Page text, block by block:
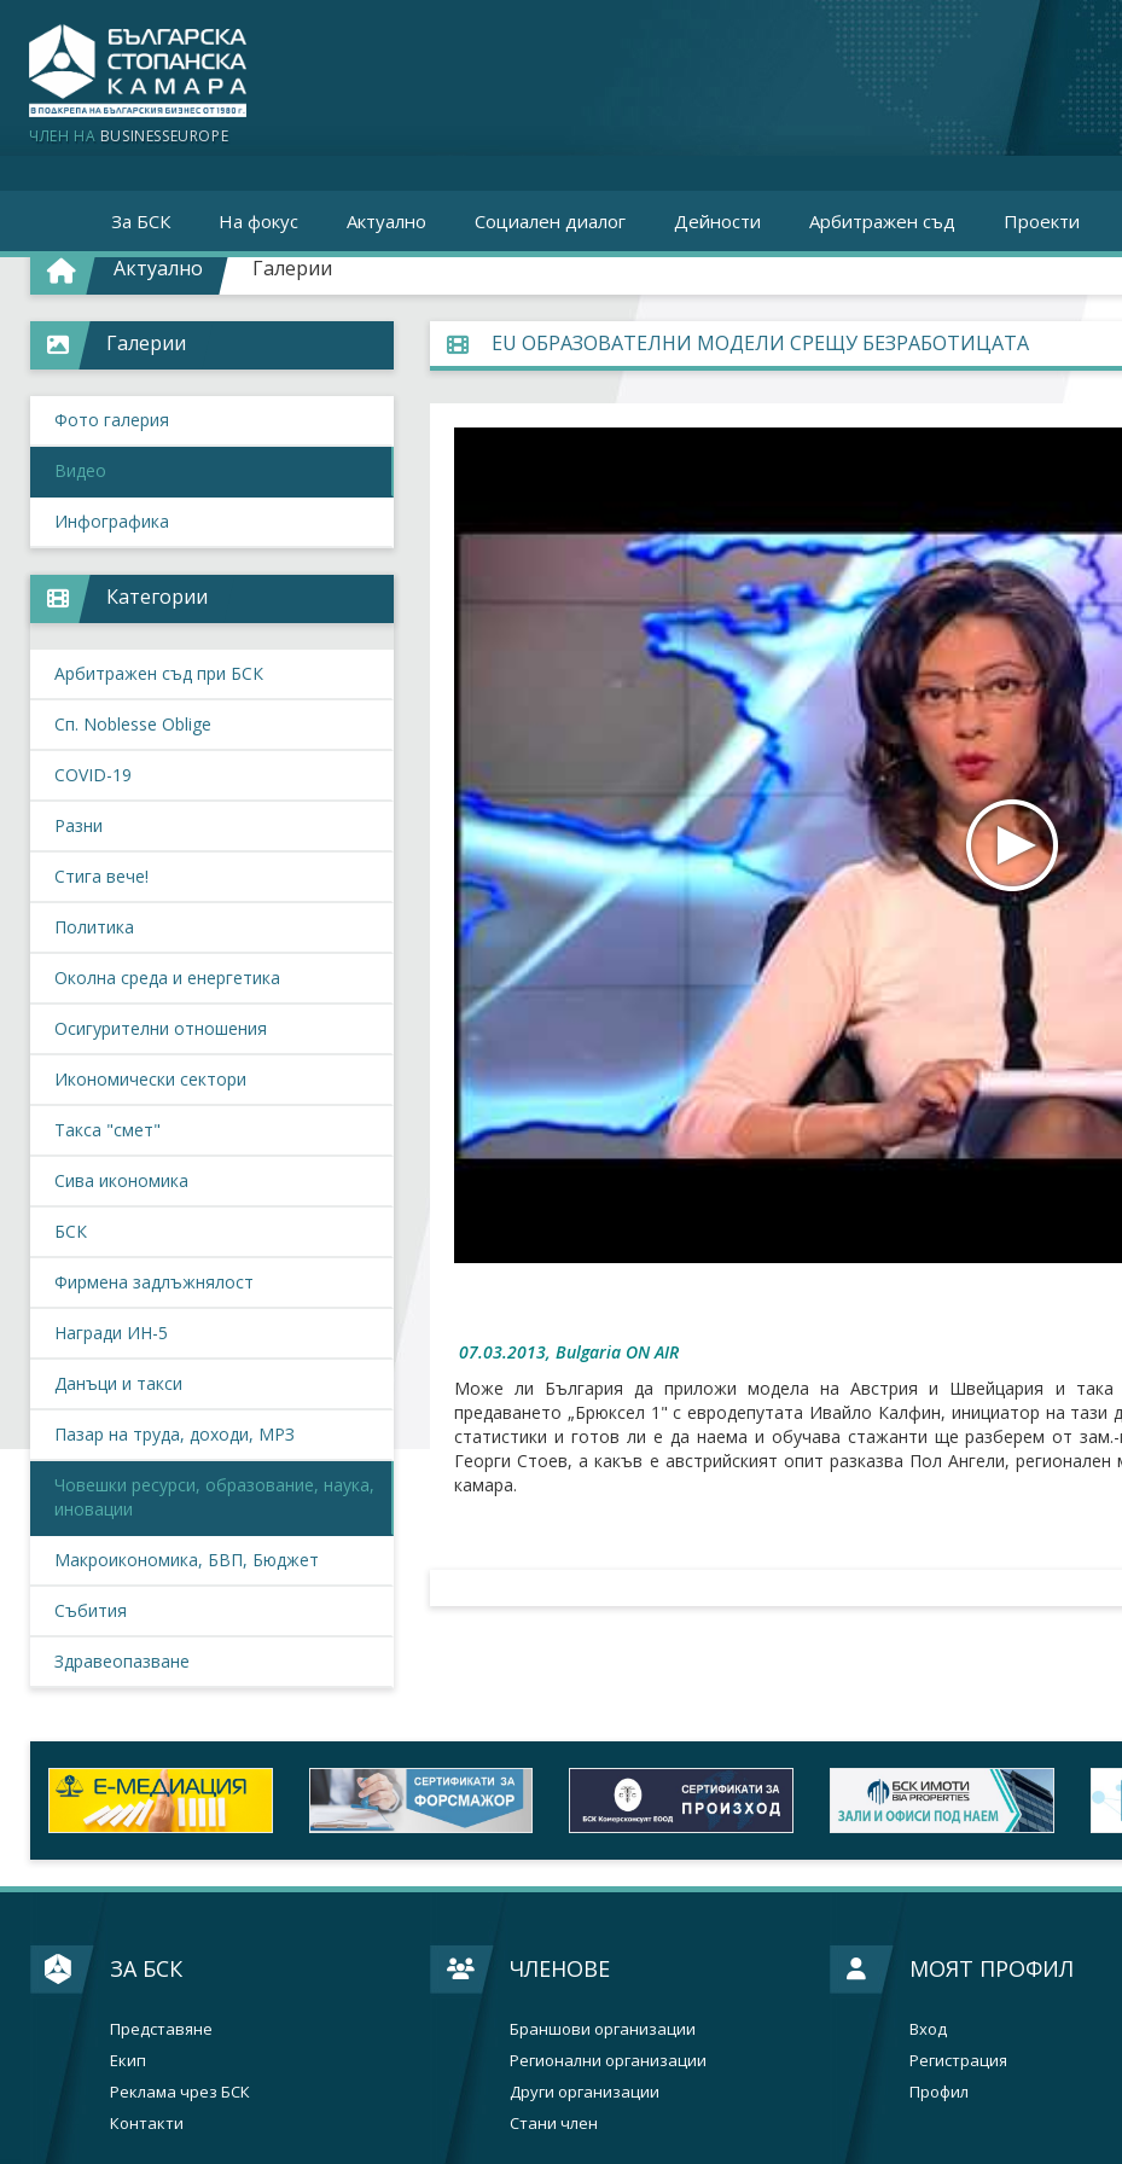
ЧЛЕН НА BUSINESSEUROPE
За БСК На фокус Актуално Социален диалог Дейности Арбитражен съд Проекти
Актуално Галерии
ЕU ОБРАЗОВАТЕЛНИ МОДЕЛИ СРЕЩУ БЕЗРАБОТИЦАТА
07.03.2013, Bulgaria ON AIR
Може ли България да приложи модела на Австрия и Швейцария и така
предаването „Брюксел 1" с евродепутата Ивайло Калфин, инициатор на тази
статистики и готов ли е да наема и обучава стажанти ще разберем от зам.-
Георги Стоев, а какъв е австрийският опит разказва Пол Ангели,
камара.
Галерии
Фото галерия
Видео
Инфографика
Категории
Арбитражен съд при БСК
Сп. Noblesse Oblige
COVID-19
Разни
Стига вече!
Политика
Околна среда и енергетика
Осигурителни отношения
Икономически сектори
Такса "смет"
Сива икономика
БСК
Фирмена задлъжнялост
Награди ИН-5
Данъци и такси
Пазар на труда, доходи, МРЗ
Човешки ресурси, образование, наука,
иновации
Макроикономика, БВП, Бюджет
Събития
Здравеопазване
ЗА БСК
Представяне
Екип
Реклама чрез БСК
Контакти
ЧЛЕНОВЕ
Браншови организации
Регионални организации
Други организации
Стани член
МОЯТ ПРОФИЛ
Вход
Регистрация
Профил